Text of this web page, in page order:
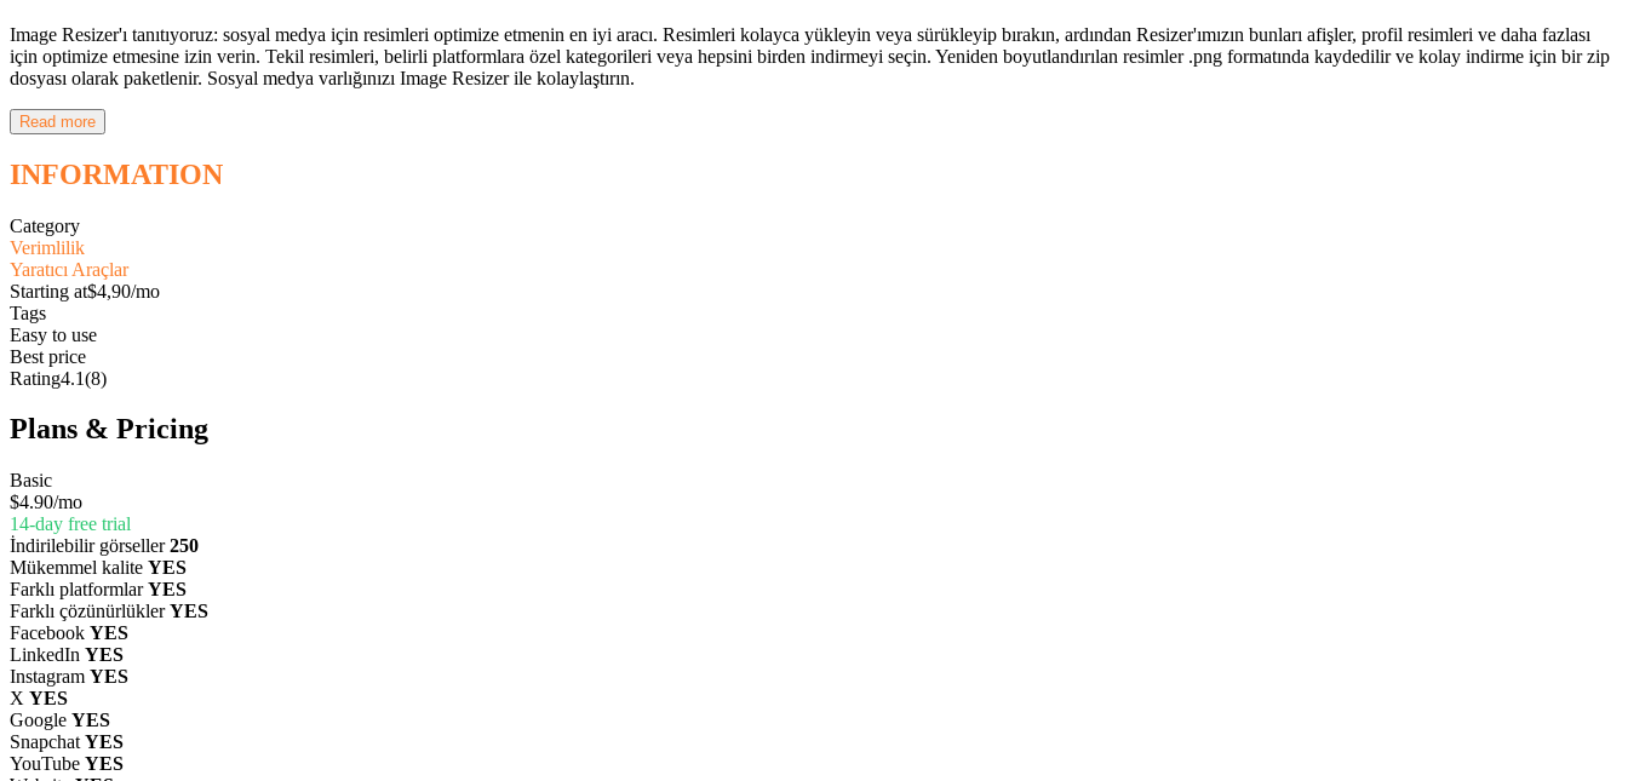
Image Resizer'ı tanıtıyoruz: sosyal medya için resimleri optimize etmenin en iyi aracı. Resimleri kolayca yükleyin veya sürükleyip bırakın, ardından Resizer'ımızın bunları afişler, profil resimleri ve daha fazlası
için optimize etmesine izin verin. Tekil resimleri, belirli platformlara özel kategorileri veya hepsini birden indirmeyi seçin. Yeniden boyutlandırılan resimler .png formatında kaydedilir ve kolay indirme için bir zip
dosyası olarak paketlenir. Sosyal medya varlığınızı Image Resizer ile kolaylaştırın.
Read more
INFORMATION
Category
Verimlilik
Yaratıcı Araçlar
Starting at$4,90/mo
Tags
Easy to use
Best price
Rating4.1(8)
Plans & Pricing
Basic
$4.90/mo
14-day free trial
İndirilebilir görseller250
Mükemmel kalite YES
Farklı platformlarYES
Farklı çözünürlüklerYES
Facebook YES
LinkedIn YES
Instagram YES
X YES
Google YES
Snapchat YES
YouTube YES